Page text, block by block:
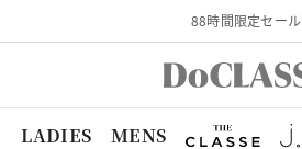
88時間限定セール
LADIES MENS